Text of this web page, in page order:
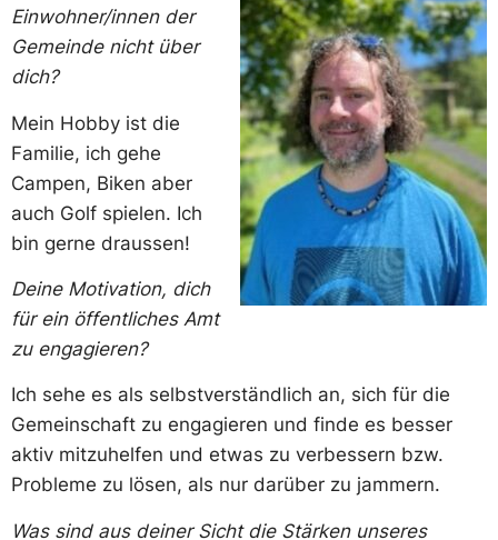
Einwohner/innen der
Gemeinde nicht über
dich?
Mein Hobby ist die
Familie, ich gehe
Campen, Biken aber
auch Golf spielen. Ich
bin gerne draussen!
Deine Motivation, dich
für ein öffentliches Amt
zu engagieren?
Ich sehe es als selbstverständlich an, sich für die
Gemeinschaft zu engagieren und finde es besser
aktiv mitzuhelfen und etwas zu verbessern bzw.
Probleme zu lösen, als nur darüber zu jammern.
Was sind aus deiner Sicht die Stärken unseres